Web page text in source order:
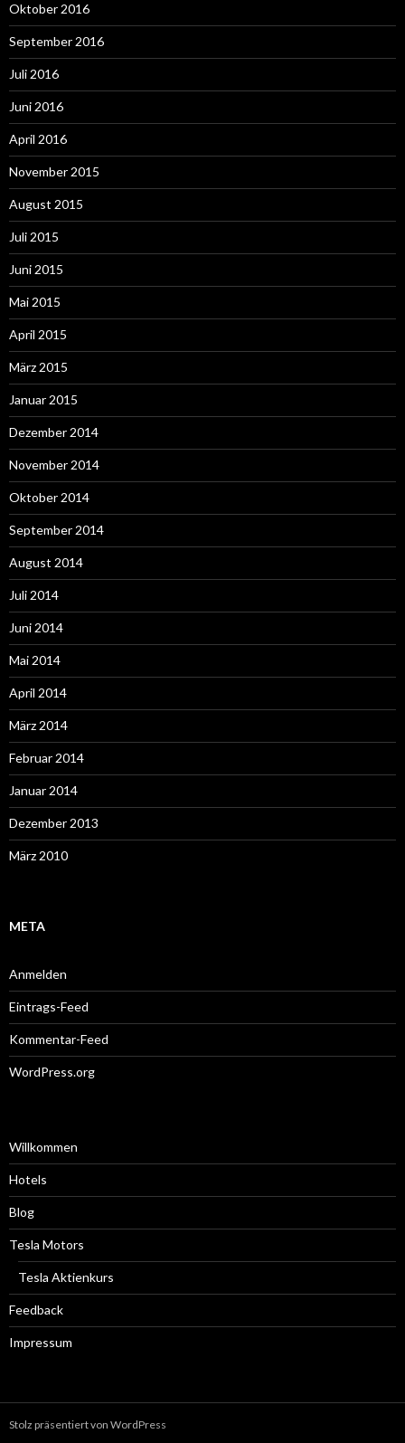
Oktober 2016
September 2016
Juli 2016
Juni 2016
April 2016
November 2015
August 2015
Juli 2015
Juni 2015
Mai 2015
April 2015
März 2015
Januar 2015
Dezember 2014
November 2014
Oktober 2014
September 2014
August 2014
Juli 2014
Juni 2014
Mai 2014
April 2014
März 2014
Februar 2014
Januar 2014
Dezember 2013
März 2010
META
Anmelden
Eintrags-Feed
Kommentar-Feed
WordPress.org
Willkommen
Hotels
Blog
Tesla Motors
Tesla Aktienkurs
Feedback
Impressum
Stolz präsentiert von WordPress